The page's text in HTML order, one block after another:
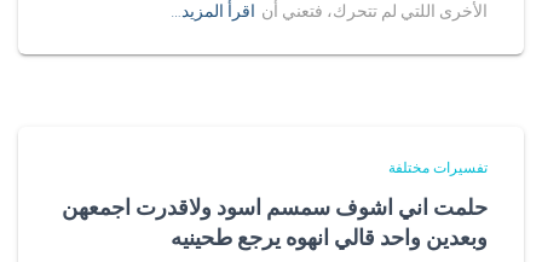
الأخرى اللتي لم تتحرك، فتعني أن اقرأ المزيد…
تفسيرات مختلفة
حلمت اني اشوف سمسم اسود ولاقدرت اجمعهن
وبعدين واحد قالي انهوه يرجع طحينيه